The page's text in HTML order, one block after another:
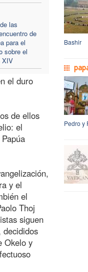
las
de
para el
sobre el
XIV
el duro
de ellos
el
y el
el
Thoj
siguen
decididos
Okelo y
Bashir
Pedro y